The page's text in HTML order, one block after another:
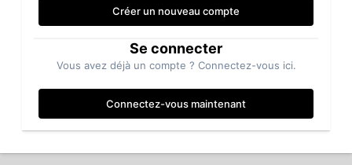
Créer un nouveau compte
Se connecter
Vous avez déjà un compte ? Connectez-vous ici.
Connectez-vous maintenant